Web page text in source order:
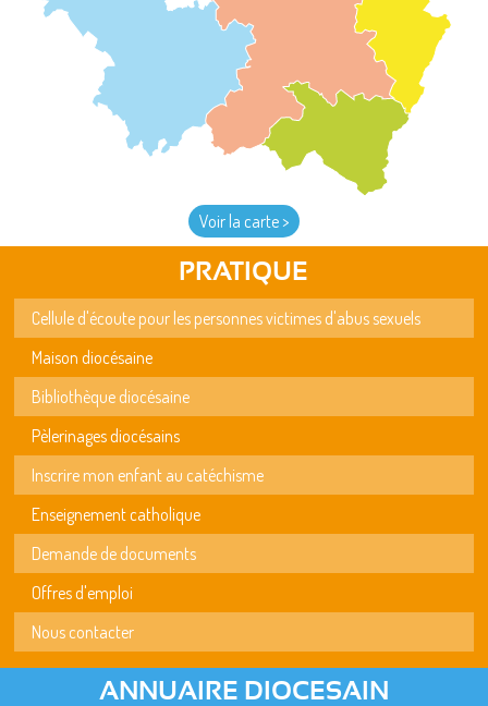
Voir la carte >
PRATIQUE
Cellule d'écoute pour les personnes victimes d'abus sexuels
Maison diocésaine
Bibliothèque diocésaine
Pèlerinages diocésains
Inscrire mon enfant au catéchisme
Enseignement catholique
Demande de documents
Offres d'emploi
Nous contacter
ANNUAIRE DIOCESAIN